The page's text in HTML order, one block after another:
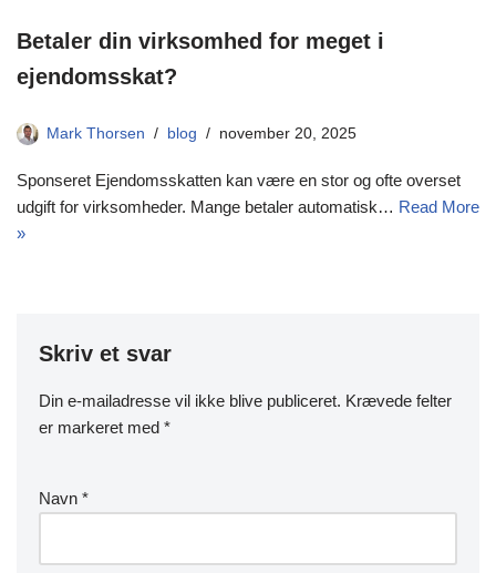
Betaler din virksomhed for meget i
ejendomsskat?
Mark Thorsen blog november 20, 2025
Sponseret Ejendomsskatten kan være en stor og ofte overset
udgift for virksomheder. Mange betaler automatisk… Read More
»
Skriv et svar
Din e-mailadresse vil ikke blive publiceret. Krævede felter
er markeret med *
Navn *